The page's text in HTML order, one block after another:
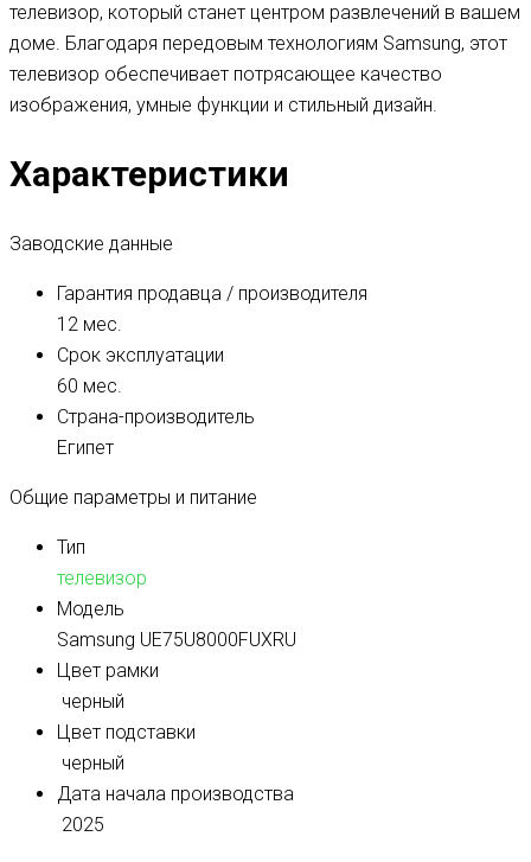
телевизор, который станет центром развлечений в вашем
доме. Благодаря передовым технологиям Samsung, этот
телевизор обеспечивает потрясающее качество
изображения, умные функции и стильный дизайн.
Характеристики
Заводские данные
Гарантия продавца / производителя
12 мес.
Срок эксплуатации
60 мес.
Страна-производитель
Египет
Общие параметры и питание
Тип
телевизор
Модель
Samsung UE75U8000FUXRU
Цвет рамки
черный
Цвет подставки
черный
Дата начала производства
2025